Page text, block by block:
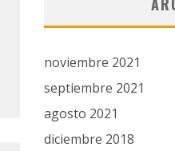
noviembre 2021
septiembre 2021
agosto 2021
diciembre 2018